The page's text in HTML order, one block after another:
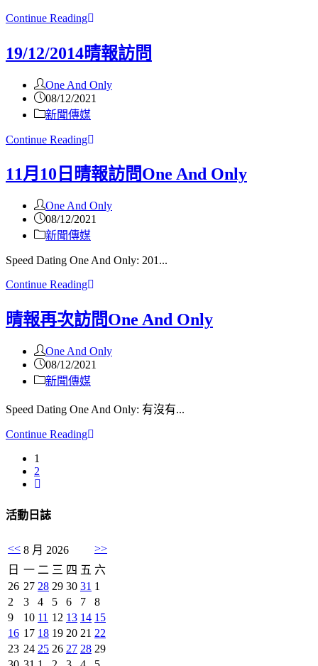
Continue Reading
19/12/2014晴報訪問
One And Only
08/12/2021
新聞傳媒
Continue Reading
11月10日晴報訪問One And Only
One And Only
08/12/2021
新聞傳媒
Speed Dating One And Only: 201...
Continue Reading
晴報再次訪問One And Only
One And Only
08/12/2021
新聞傳媒
Speed Dating One And Only: 有沒有...
Continue Reading
1
2
活動日誌
<< 8 月 2026
>>
日 一 二 三 四 五 六
26 27 28 29 30 31 1
2
3 4 5 6 7
8
9
10 11 12 13 14 15
16 17 18 19 20 21 22
23 24 25 26 27 28 29